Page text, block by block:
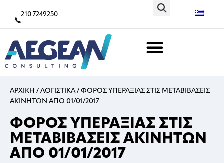
210 7249250
ΑΡΧΙΚΗ / ΛΟΓΙΣΤΙΚΑ/ ΦΟΡΟΣ ΥΠΕΡΑΞΙΑΣ ΣΤΙΣ ΜΕΤΑΒΙΒΑΣΕΙΣ
ΑΚΙΝΗΤΩΝ ΑΠΟ 01/01/2017
ΦΟΡΟΣ ΥΠΕΡΑΞΙΑΣ ΣΤΙΣ
ΜΕΤΑΒΙΒΑΣΕΙΣ ΑΚΙΝΗΤΩΝ
ΑΠΟ 01/01/2017